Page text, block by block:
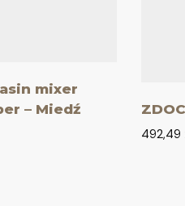
492,49
mixer
– Miedź